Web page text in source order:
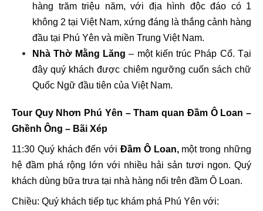
hàng trăm triệu năm, với địa hình độc đáo có 1
không 2 tại Việt Nam, xứng đáng là thắng cảnh hàng
đầu tại Phú Yên và miền Trung Việt Nam.
Nhà Thờ Mằng Lăng – một kiến trúc Pháp Cổ. Tại
đây quý khách được chiêm ngưỡng cuốn sách chữ
Quốc Ngữ đầu tiên của Việt Nam.
Tour Quy Nhơn Phú Yên –Tham quan Đầm Ô Loan –
Ghềnh Ông – Bãi Xép
11:30 Quý khách đến với Đầm Ô Loan,một trong những
hệ đầm phá rộng lớn với nhiều hải sản tươi ngon. Quý
khách dùng bữa trưa tại nhà hàng nổi trên đầm Ô Loan.
Chiều: Quý khách tiếp tục khám phá Phú Yên với: